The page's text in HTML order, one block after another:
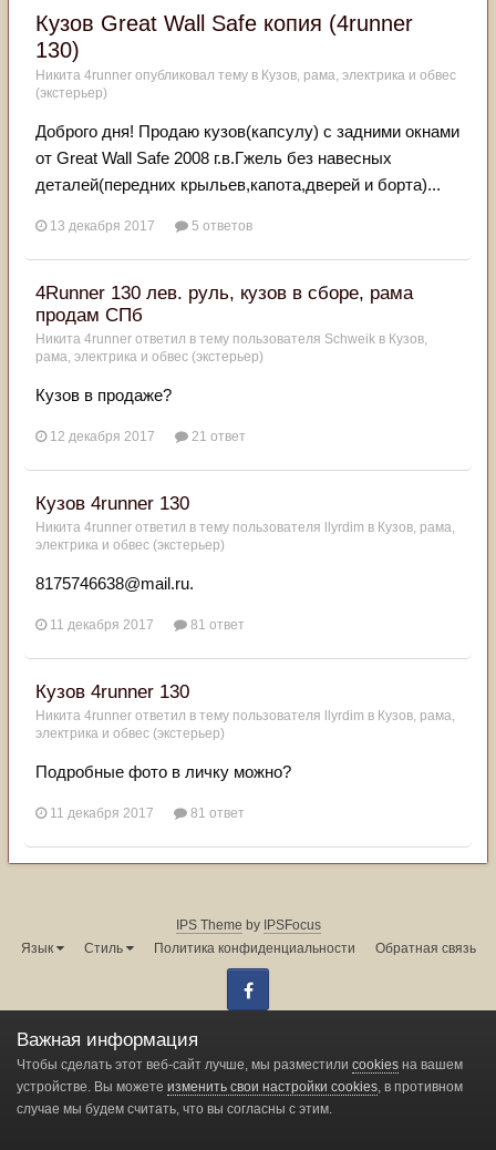
Кузов Great Wall Safe копия (4runner
130)
Никита 4runner опубликовал тему в Кузов, рама, электрика и обвес
(экстерьер)
Доброго дня! Продаю кузов(капсулу) с задними окнами
от Great Wall Safe 2008 г.в.Гжель без навесных
деталей(передних крыльев,капота,дверей и борта)...
13 декабря 2017 5 ответов
4Runner 130 лев. руль, кузов в сборе, рама
продам СПб
Никита 4runner ответил в тему пользователя Schweik в Кузов,
рама, электрика и обвес (экстерьер)
Кузов в продаже?
12 декабря 2017 21 ответ
Кузов 4runner 130
Никита 4runner ответил в тему пользователя llyrdim в Кузов, рама,
электрика и обвес (экстерьер)
8175746638@mail.ru.
11 декабря 2017 81 ответ
Кузов 4runner 130
Никита 4runner ответил в тему пользователя llyrdim в Кузов, рама,
электрика и обвес (экстерьер)
Подробные фото в личку можно?
11 декабря 2017 81 ответ
IPS Theme by IPSFocus
Язык
Стиль Политика конфиденциальности Обратная связь
Администрация форума:
Powered by Invision Community
Change privacy settings
Важная информация
Чтобы сделать этот веб-сайт лучше, мы разместили cookies на вашем
устройстве. Вы можете изменить свои настройки cookies, в противном
случае мы будем считать, что вы согласны с этим.